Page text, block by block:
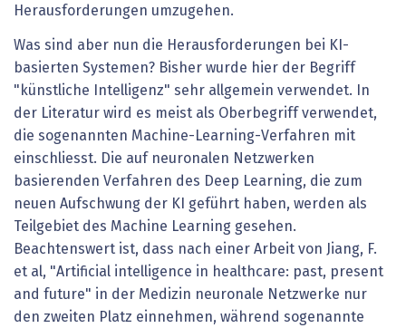
Herausforderungen umzugehen.
Was sind aber nun die Herausforderungen bei KI-
basierten Systemen? Bisher wurde hier der Begriff
"künstliche Intelligenz" sehr allgemein verwendet. In
der Literatur wird es meist als Oberbegriff verwendet,
die sogenannten Machine-Learning-Verfahren mit
einschliesst. Die auf neuronalen Netzwerken
basierenden Verfahren des Deep Learning, die zum
neuen Aufschwung der KI geführt haben, werden als
Teilgebiet des Machine Learning gesehen.
Beachtenswert ist, dass nach einer Arbeit von Jiang, F.
et al, "Artificial intelligence in healthcare: past, present
and future" in der Medizin neuronale Netzwerke nur
den zweiten Platz einnehmen, während sogenannte